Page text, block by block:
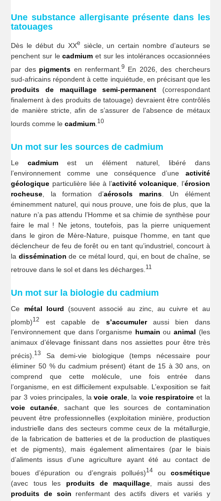
Une substance allergisante présente dans les
tatouages
Dès le début du XXe
siècle, un certain nombre d’auteurs se
penchent sur lecadmium et sur les intolérances occasionnées
par des pigments en renfermant. 9
En 2026, des chercheurs
sud-africains répondent à cette inquiétude, en précisant que les
produits de maquillage semi-permanent (correspondant
finalement à des produits de tatouage) devraient être contrôlés
de manière stricte, afin de s’assurer de l’absence de métaux
lourds comme lecadmium 10
Un mot sur les sources de cadmium
Lecadmium est un élément naturel, libéré dans
l’environnement comme une conséquence d’une activité
géologique particulière liée à l’activité volcanique , l’érosion
rocheuse , la formation d’aérosols marins. Un élément
éminemment naturel, qui nous prouve, une fois de plus, que la
nature n’a pas attendu l’Homme et sa chimie de synthèse pour
faire le mal ! Ne jetons, toutefois, pas la pierre uniquement
dans le giron de Mère-Nature, puisque l’homme, en tant que
déclencheur de feu de forêt ou en tant qu’industriel, concourt à
la dissémination de ce métal lourd, qui, en bout de chaîne, se
retrouve dans le sol et dans les décharges. 11
Un mot sur la biologie du cadmium
Ce métal lourd (souvent associé au zinc, au cuivre et au
plomb)12 est capable de s’accumuler aussi bien dans
l’environnement que dans l’organisme humain ouanimal (les
animaux d’élevage finissant dans nos assiettes pour être très
précis). 13
Sa demi-vie biologique (temps nécessaire pour
éliminer 50 % du cadmium présent) étant de 15 à 30 ans, on
comprend que cette molécule, une fois entrée dans
l’organisme, en est difficilement expulsable. L’exposition se fait
par 3 voies principales, lavoie orale, la voie respiratoire et la
voie cutanée , sachant que les sources de contamination
peuvent être professionnelles (exploitation minière, production
industrielle dans des secteurs comme ceux de la métallurgie,
de la fabrication de batteries et de la production de plastiques
et de pigments), mais également alimentaires (par le biais
d’aliments issus d’une agriculture ayant été au contact de
boues d’épuration ou d’engrais pollués)14ou cosmétique
(avec tous les produits de maquillage , mais aussi des
produits de soin renfermant des actifs divers et variés y